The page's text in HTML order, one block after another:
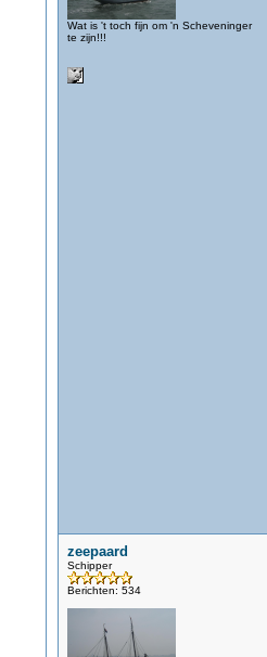
Wat is 't toch fijn om 'n Scheveninger
te zijn!!!
zeepaard
Schipper
Berichten: 534